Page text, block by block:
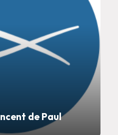
de Paul